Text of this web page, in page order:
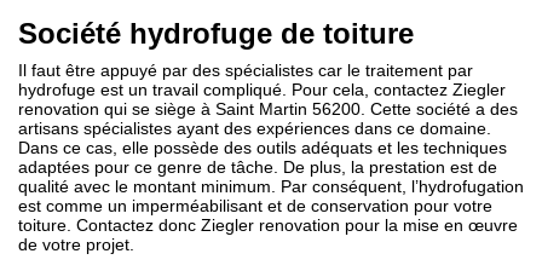
Société hydrofuge de toiture
Il faut être appuyé par des spécialistes car le traitement par
hydrofuge est un travail compliqué. Pour cela, contactez Ziegler
renovation qui se siège à Saint Martin 56200. Cette société a des
artisans spécialistes ayant des expériences dans ce domaine.
Dans ce cas, elle possède des outils adéquats et les techniques
adaptées pour ce genre de tâche. De plus, la prestation est de
qualité avec le montant minimum. Par conséquent, l’hydrofugation
est comme un imperméabilisant et de conservation pour votre
toiture. Contactez donc Ziegler renovation pour la mise en œuvre
de votre projet.